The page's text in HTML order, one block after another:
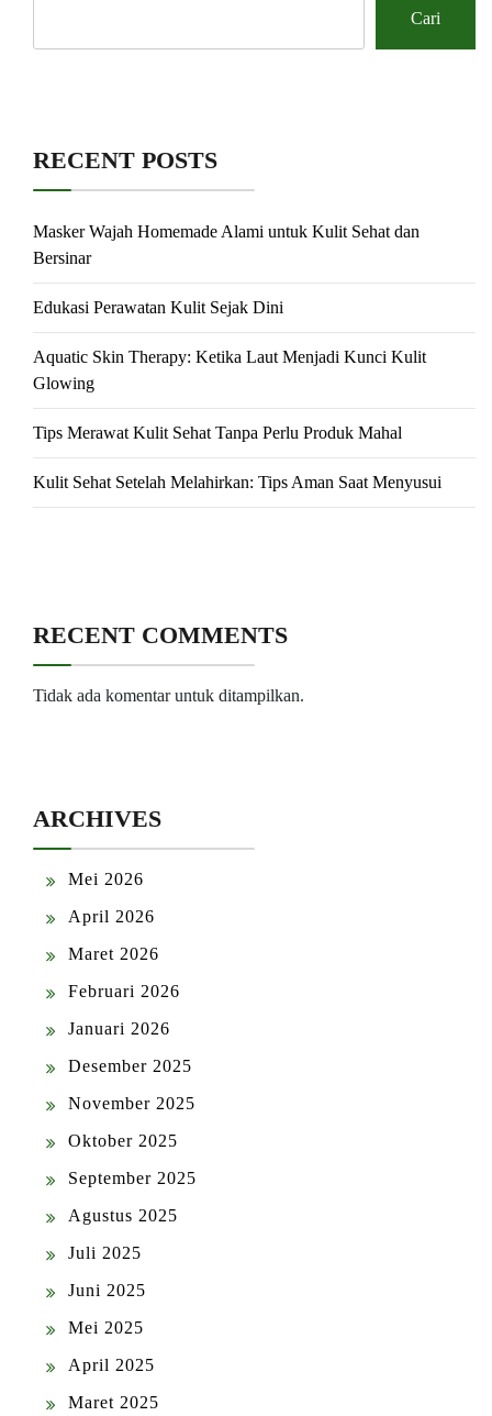
Cari
RECENT POSTS
Masker Wajah Homemade Alami untuk Kulit Sehat dan
Bersinar
Edukasi Perawatan Kulit Sejak Dini
Aquatic Skin Therapy: Ketika Laut Menjadi Kunci Kulit
Glowing
Tips Merawat Kulit Sehat Tanpa Perlu Produk Mahal
Kulit Sehat Setelah Melahirkan: Tips Aman Saat Menyusui
RECENT COMMENTS
Tidak ada komentar untuk ditampilkan.
ARCHIVES
Mei 2026
April 2026
Maret 2026
Februari 2026
Januari 2026
Desember 2025
November 2025
Oktober 2025
September 2025
Agustus 2025
Juli 2025
Juni 2025
Mei 2025
April 2025
Maret 2025